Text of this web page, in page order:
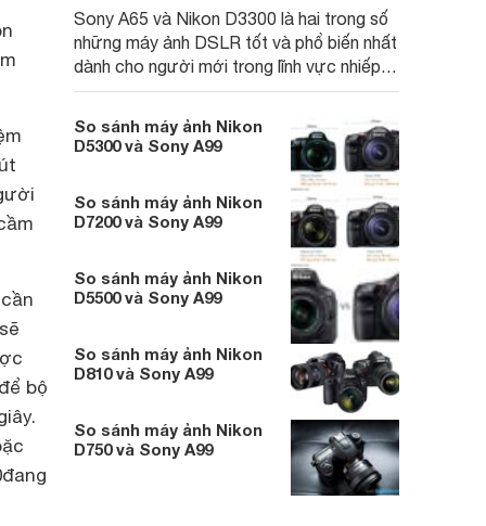
bộ
đang
Sony A65 và Nikon D3300 là hai trong số
những máy ảnh DSLR tốt và phổ biến nhất
dành cho người mới trong lĩnh vực nhiếp
ảnh gia. Và bài viết dưới đây sẽ so sánh
So sánh máy ảnh Nikon
D5300 và Sony A99
So sánh máy ảnh Nikon
D7200 và Sony A99
So sánh máy ảnh Nikon
D5500 và Sony A99
So sánh máy ảnh Nikon
D810 và Sony A99
So sánh máy ảnh Nikon
D750 và Sony A99